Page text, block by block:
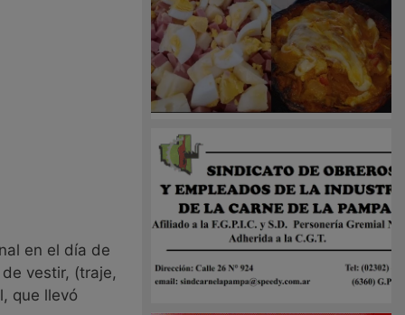
en el día de
vestir, (traje,
que llevó